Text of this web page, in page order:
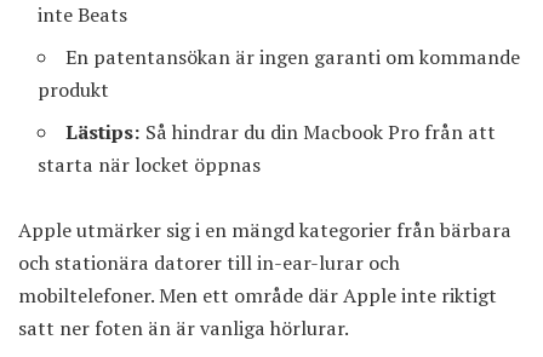
inte Beats
En patentansökan är ingen garanti om kommande
produkt
Lästips: Så hindrar du din Macbook Pro från att
starta när locket öppnas
Apple utmärker sig i en mängd kategorier från bärbara
och stationära datorer till in-ear-lurar och
mobiltelefoner. Men ett område där Apple inte riktigt
satt ner foten än är vanliga hörlurar.